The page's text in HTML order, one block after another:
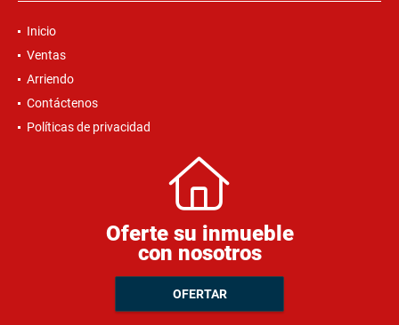
Inicio
Ventas
Arriendo
Contáctenos
Políticas de privacidad
Oferte su inmueble
con nosotros
OFERTAR